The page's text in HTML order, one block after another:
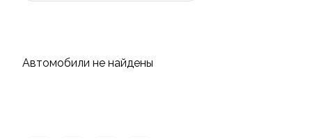
Автомобили не найдены